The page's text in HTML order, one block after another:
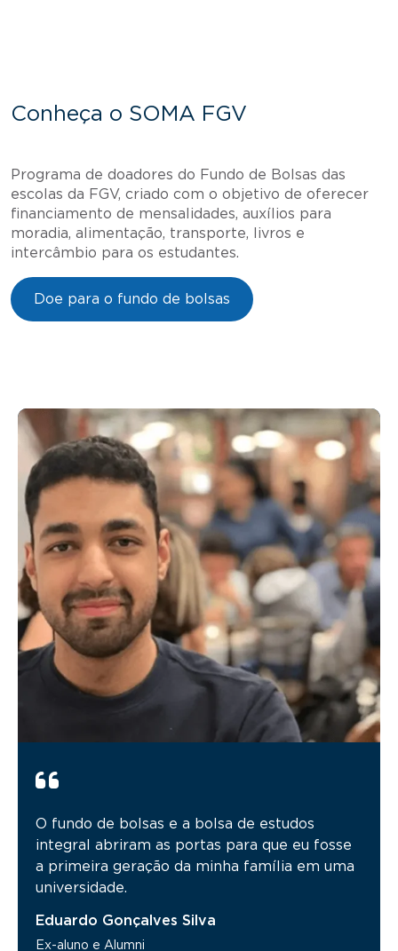
Conheça o SOMA FGV
Programa de doadores do Fundo de Bolsas das
escolas da FGV, criado com o objetivo de oferecer
financiamento de mensalidades, auxílios para
moradia, alimentação, transporte, livros e
intercâmbio para os estudantes.
Doe para o fundo de bolsas
O fundo de bolsas e a bolsa de estudos
integral abriram as portas para que eu fosse
a primeira geração da minha família em uma
universidade.
Eduardo Gonçalves Silva
Ex-aluno e Alumni
Sempre fui uma estudante bolsista, desde o
ensino fundamental. E o fundo de bolsas da
FGV entra nessa história de forma a finalizar
um processo tão árduo, porém gratificante,
na periferia do interior de São Paulo ocupar